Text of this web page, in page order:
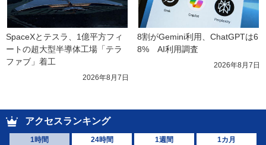
SpaceXとテスラ、1億平方フィ
ートの超大型半導体工場「テラ
ファブ」着工
2026年8月7日
8割がGemini利用、ChatGPTは6
8%　AI利用調査
2026年8月7日
アクセスランキング
1時間 24時間 1週間 1カ月